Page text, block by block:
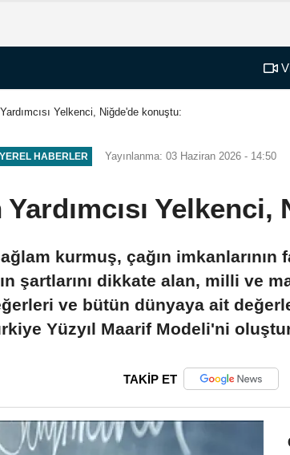
Yelkenci, Niğde'de konuştu:
YEREL HABERLER Yayınlanma: 03 Haziran 2026 - 14:50
kurmuş, çağın imkanlarının
şartlarını dikkate alan, milli ve
ve bütün dünyaya ait
Yüzyıl Maarif Modeli'ni
TAKİP ET